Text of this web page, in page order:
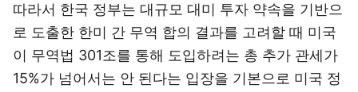
따라서 한국 정부는 대규모 대미 투자 약속을 기반으
로 도출한 한미 간 무역 합의 결과를 고려할 때 미국
이 무역법 301조를 통해 도입하려는 총 추가 관세가
15%가 넘어서는 안 된다는 입장을 기본으로 미국 정